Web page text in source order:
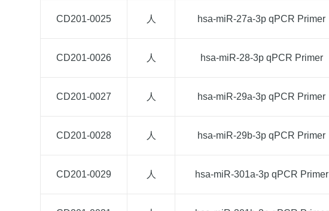
CD201-0025 人 hsa-miR-27a-3p qPCR Primer
CD201-0026 人 hsa-miR-28-3p qPCR Primer
CD201-0027 人 hsa-miR-29a-3p qPCR Primer
CD201-0028 人 hsa-miR-29b-3p qPCR Primer
CD201-0029 人 hsa-miR-301a-3p qPCR Primer